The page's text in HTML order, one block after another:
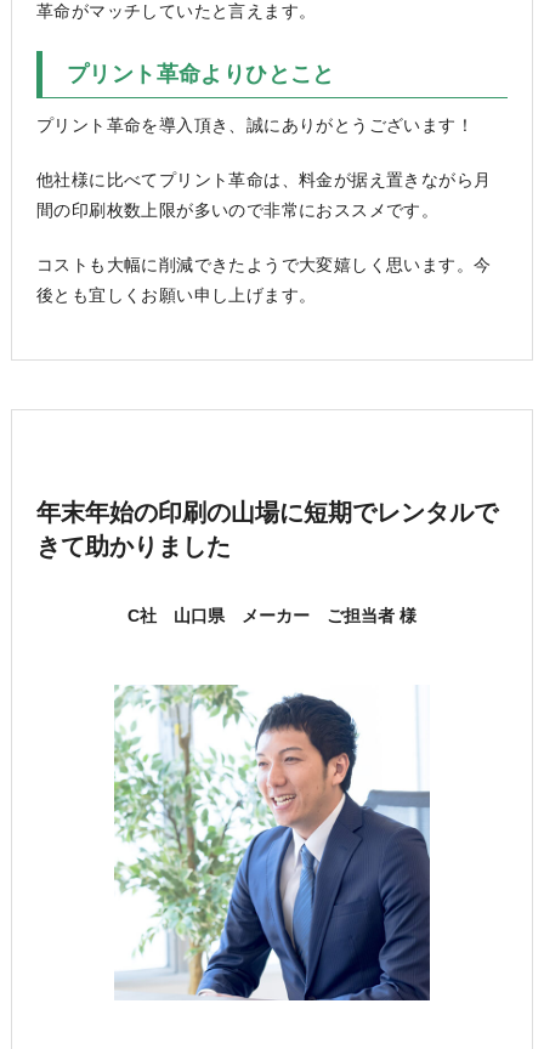
革命がマッチしていたと言えます。
プリント革命よりひとこと
プリント革命を導入頂き、誠にありがとうございます！
他社様に比べてプリント革命は、料金が据え置きながら月
間の印刷枚数上限が多いので非常におススメです。
コストも大幅に削減できたようで大変嬉しく思います。今
後とも宜しくお願い申し上げます。
年末年始の印刷の山場に短期でレンタルで
きて助かりました
C社 山口県 メーカー ご担当者 様